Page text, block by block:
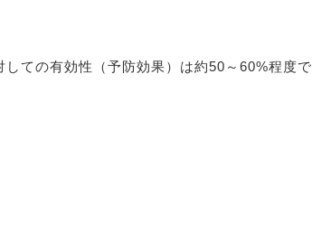
ての有効性（予防効果）は約50～60%程度で